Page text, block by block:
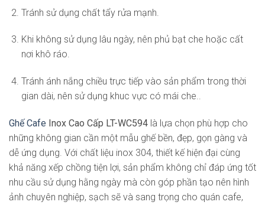
Tránh sử dụng chất tẩy rửa mạnh.
Khi không sử dụng lâu ngày, nên phủ bạt che hoặc cất
nơi khô ráo.
Tránh ánh nắng chiều trực tiếp vào sản phẩm trong thời
gian dài, nên sử dụng khuc vực có mái che..
Ghế Cafe Inox Cao Cấp LT-WC594 là lựa chọn phù hợp cho
những không gian cần một mẫu ghế bền, đẹp, gọn gàng và
dễ ứng dụng. Với chất liệu inox 304, thiết kế hiện đại cùng
khả năng xếp chồng tiện lợi, sản phẩm không chỉ đáp ứng tốt
nhu cầu sử dụng hằng ngày mà còn góp phần tạo nên hình
ảnh chuyên nghiệp, sạch sẽ và sang trọng cho quán cafe,